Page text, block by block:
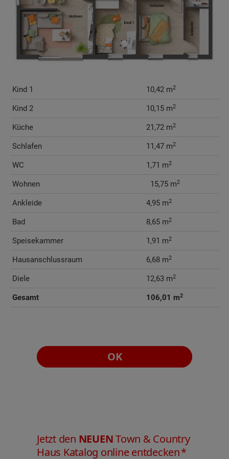
Kind 1 10,42 m2
Kind 2 10,15 m2
Küche 21,72 m2
Schlafen 11,47 m2
WC 1,71 m2
Wohnen
  15,75 m
2
Ankleide 4,95 m2
Bad 8,65 m2
Speisekammer 1,91 m2
Hausanschlussraum 6,68 m2
Diele 12,63 m2
Gesamt 106,01 m2